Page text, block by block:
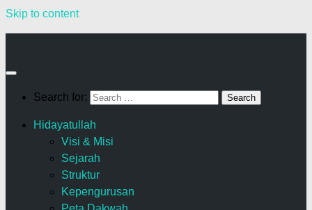
Skip to content
Search for:
Hidayatullah
Visi & Misi
Sejarah
Struktur
Kepengurusan